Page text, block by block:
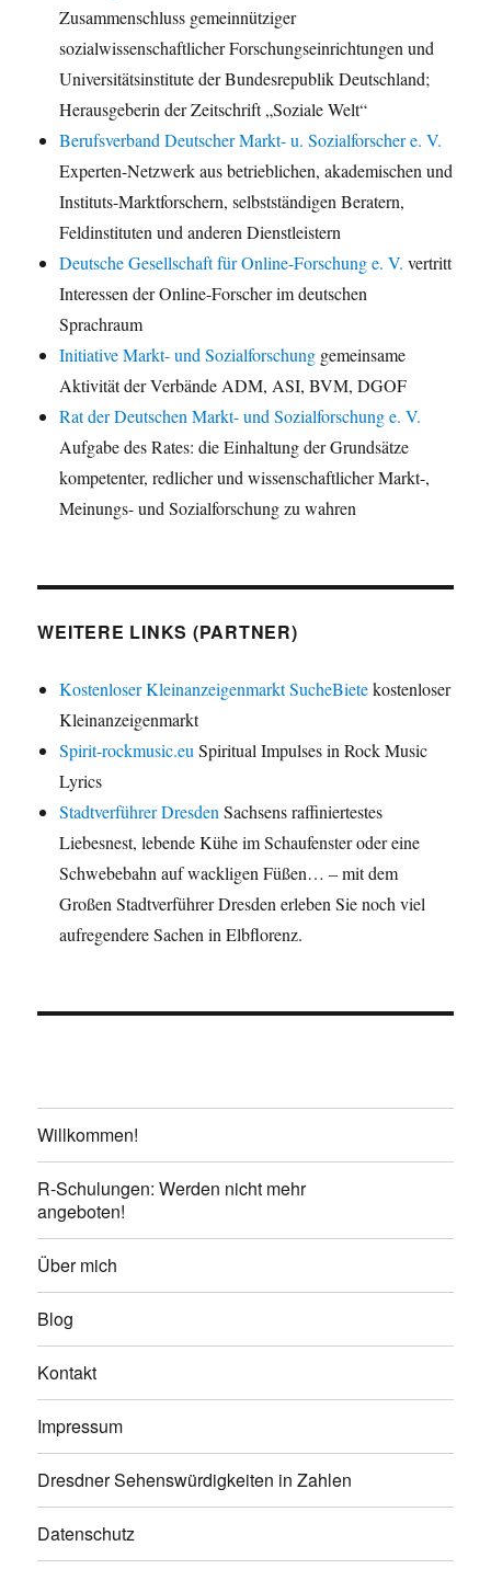
Zusammenschluss gemeinnütziger
sozialwissenschaftlicher Forschungseinrichtungen und
Universitätsinstitute der Bundesrepublik Deutschland;
Herausgeberin der Zeitschrift „Soziale Welt“
Berufsverband Deutscher Markt- u. Sozialforscher e. V.
Experten-Netzwerk aus betrieblichen, akademischen und
Instituts-Marktforschern, selbstständigen Beratern,
Feldinstituten und anderen Dienstleistern
Deutsche Gesellschaft für Online-Forschung e. V. vertritt
Interessen der Online-Forscher im deutschen
Sprachraum
Initiative Markt- und Sozialforschung gemeinsame
Aktivität der Verbände ADM, ASI, BVM, DGOF
Rat der Deutschen Markt- und Sozialforschung e. V.
Aufgabe des Rates: die Einhaltung der Grundsätze
kompetenter, redlicher und wissenschaftlicher Markt-,
Meinungs- und Sozialforschung zu wahren
WEITERE LINKS (PARTNER)
Kostenloser Kleinanzeigenmarkt SucheBietekostenloser
Kleinanzeigenmarkt
Spirit-rockmusic.eu Spiritual Impulses in Rock Music
Lyrics
Stadtverführer Dresden Sachsens raffiniertestes
Liebesnest, lebende Kühe im Schaufenster oder eine
Schwebebahn auf wackligen Füßen… – mit dem
Großen Stadtverführer Dresden erleben Sie noch viel
aufregendere Sachen in Elbflorenz.
Willkommen!
R-Schulungen: Werden nicht mehr
angeboten!
Über mich
Blog
Kontakt
Impressum
Dresdner Sehenswürdigkeiten in Zahlen
Datenschutz